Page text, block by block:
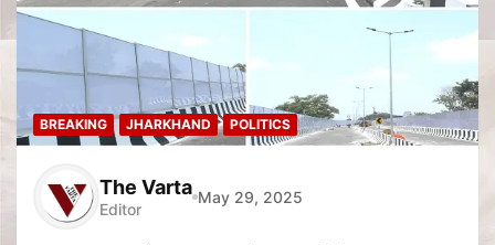
BREAKING JHARKHAND POLITICS
The Varta
Editor
May 29, 2025